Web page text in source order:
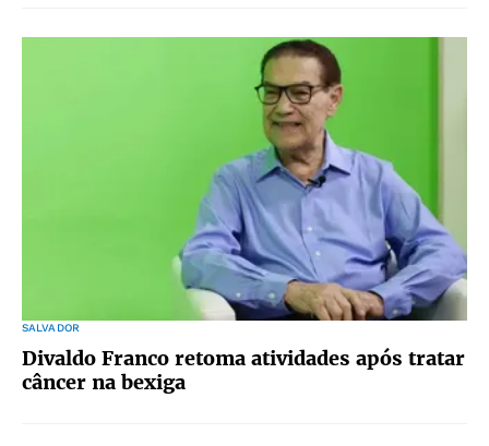
SALVADOR
Divaldo Franco retoma atividades após tratar
câncer na bexiga